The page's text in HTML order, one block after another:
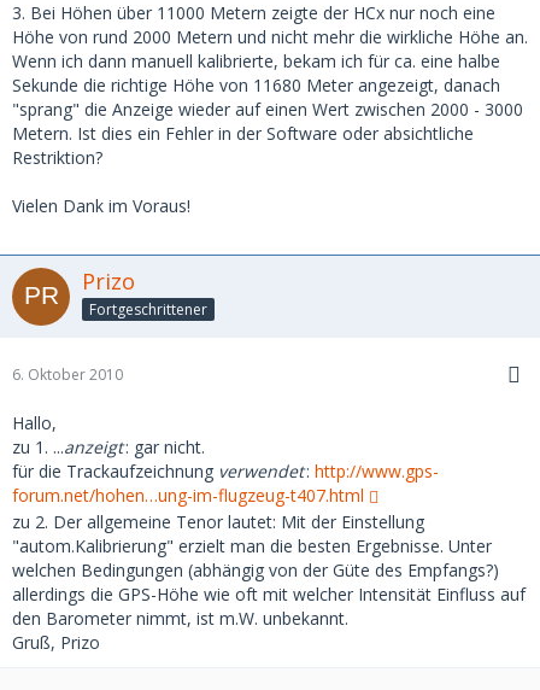
3. Bei Höhen über 11000 Metern zeigte der HCx nur noch eine
Höhe von rund 2000 Metern und nicht mehr die wirkliche Höhe an.
Wenn ich dann manuell kalibrierte, bekam ich für ca. eine halbe
Sekunde die richtige Höhe von 11680 Meter angezeigt, danach
"sprang" die Anzeige wieder auf einen Wert zwischen 2000 - 3000
Metern. Ist dies ein Fehler in der Software oder absichtliche
Restriktion?
Vielen Dank im Voraus!
Prizo
Fortgeschrittener
6. Oktober 2010
Hallo,
zu 1. ...anzeigt: gar nicht.
für die Trackaufzeichnung verwendet: http://www.gps-
forum.net/hohen…ung-im-flugzeug-t407.html
zu 2. Der allgemeine Tenor lautet: Mit der Einstellung
"autom.Kalibrierung" erzielt man die besten Ergebnisse. Unter
welchen Bedingungen (abhängig von der Güte des Empfangs?)
allerdings die GPS-Höhe wie oft mit welcher Intensität Einfluss auf
den Barometer nimmt, ist m.W. unbekannt.
Gruß, Prizo